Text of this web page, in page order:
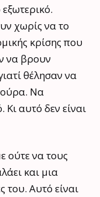
χωρίς να το
κρίσης που
να βρουν
θέλησαν να
Να
αυτό δεν είναι
ούτε να τους
και μια
του. Αυτό είναι